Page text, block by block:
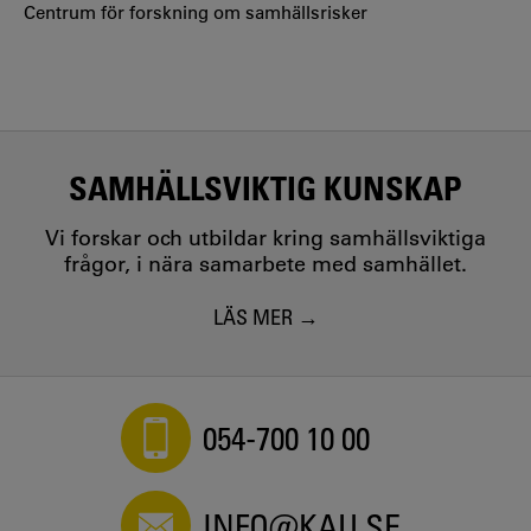
Centrum för forskning om samhällsrisker
SAMHÄLLSVIKTIG KUNSKAP
Vi forskar och utbildar kring samhällsviktiga
frågor, i nära samarbete med samhället.
LÄS MER
054-700 10 00